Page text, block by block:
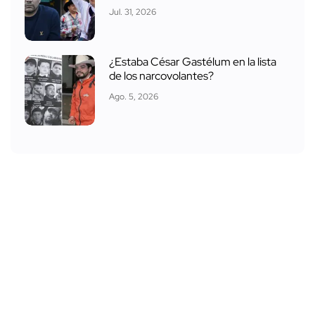
Jul. 31, 2026
¿Estaba César Gastélum en la lista
de los narcovolantes?
Ago. 5, 2026